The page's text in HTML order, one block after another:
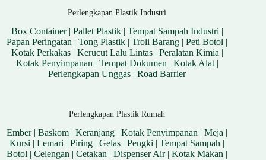
Perlengkapan Plastik Industri
Box Container| Pallet Plastik| Tempat Sampah Industri |
Papan Peringatan |Tong Plastik |Troli Barang |Peti Botol |
Kotak Perkakas| Kerucut Lalu Lintas| Peralatan Kimia |
Kotak Penyimpanan | Tempat Dokumen | Kotak Alat|
Perlengkapan Unggas |Road Barrier
Perlengkapan Plastik Rumah
Ember|Baskom |Keranjang |Kotak Penyimpanan |Meja |
Kursi |Lemari |Piring |Gelas |Pengki |Tempat Sampah |
Botol |Celengan |Cetakan |Dispenser Air|Kotak Makan |